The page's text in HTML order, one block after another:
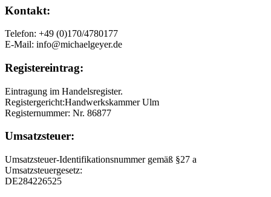
Kontakt:
Telefon: +49 (0)170/4780177
E-Mail: info@michaelgeyer.de
Registereintrag:
Eintragung im Handelsregister.
Registergericht:Handwerkskammer Ulm
Registernummer: Nr. 86877
Umsatzsteuer:
Umsatzsteuer-Identifikationsnummer gemäß §27 a
Umsatzsteuergesetz:
DE284226525